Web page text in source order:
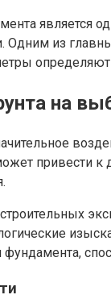
является
Одним из
на
привести
строительных